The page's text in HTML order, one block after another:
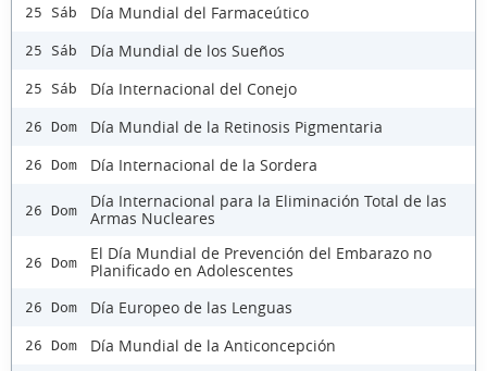
25 Sáb Día Mundial del Farmaceútico
25 Sáb Día Mundial de los Sueños
25 Sáb Día Internacional del Conejo
26 Dom Día Mundial de la Retinosis Pigmentaria
26 Dom Día Internacional de la Sordera
26 Dom
Día Internacional para la Eliminación Total de las
Armas Nucleares
26 Dom
El Día Mundial de Prevención del Embarazo no
Planificado en Adolescentes
26 Dom Día Europeo de las Lenguas
26 Dom Día Mundial de la Anticoncepción